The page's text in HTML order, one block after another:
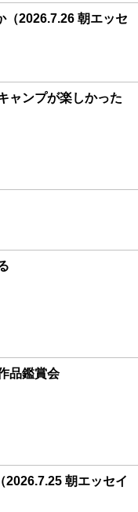
（2026.7.26 朝エッセ
ャンプが楽しかった
品鑑賞会
2026.7.25 朝エッセイ